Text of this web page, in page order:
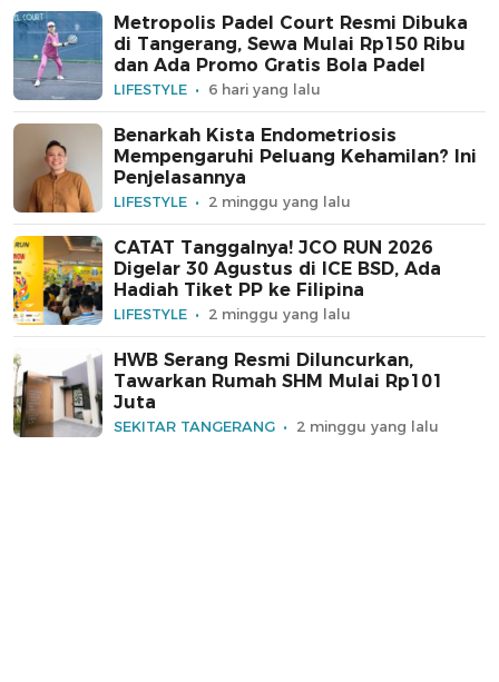
Metropolis Padel Court Resmi Dibuka
di Tangerang, Sewa Mulai Rp150 Ribu
dan Ada Promo Gratis Bola Padel
LIFESTYLE 6 hari yang lalu
Benarkah Kista Endometriosis
Mempengaruhi Peluang Kehamilan? Ini
Penjelasannya
LIFESTYLE 2 minggu yang lalu
CATAT Tanggalnya! JCO RUN 2026
Digelar 30 Agustus di ICE BSD, Ada
Hadiah Tiket PP ke Filipina
LIFESTYLE 2 minggu yang lalu
HWB Serang Resmi Diluncurkan,
Tawarkan Rumah SHM Mulai Rp101
Juta
SEKITAR TANGERANG 2 minggu yang lalu